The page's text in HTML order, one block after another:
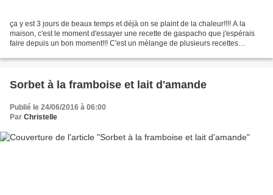
ça y est 3 jours de beaux temps et déjà on se plaint de la chaleur!!!! A la
maison, c'est le moment d'essayer une recette de gaspacho que j'espérais
faire depuis un bon moment!!! C'est un mélange de plusieurs recettes
Sorbet à la framboise et lait d'amande
Publié le 24/06/2016 à 06:00
Par Christelle